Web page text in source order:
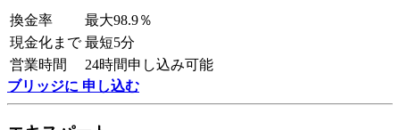
換金率
最大98.9％
現金化まで 最短5分
営業時間
24時間申し込み可能
ブリッジに 申し込む